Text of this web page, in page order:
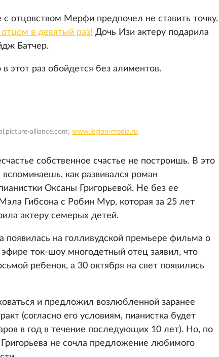
с отцовством Мерфи предпочел не ставить точку.
отцом в девятый раз! Дочь Изи актеру подарила
Батчер.
в этот раз обойдется без алиментов.
alliance.com; www.legion-media.ru
собственное счастье не построишь. В это
вспоминаешь, как развивался роман
Оксаны Григорьевой. Не без ее
Гибсона с Робин Мур, которая за 25 лет
актеру семерых детей.
появилась на голливудской премьере фильма о
ток-шоу многодетный отец заявил, что
ребенок, а 30 октября на свет появились
и предложил возлюбленной заранее
(согласно его условиям, пианистка будет
в год в течение последующих 10 лет). Но, по
не сочла предложение любимого